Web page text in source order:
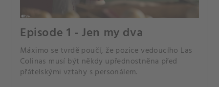
Episode 1 - Jen my dva
Máximo se tvrdě poučí, že pozice vedoucího Las
Colinas musí být někdy upřednostněna před
přátelskými vztahy s personálem.